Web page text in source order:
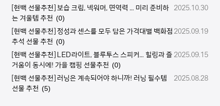
[현백 선물추천] 보습 크림, 넥워머, 면역력 … 미리 준비하
는 겨울템 추천 (0)
2025.10.30
[현백 선물추천] 정성과 센스를 모두 담은 가격대별 백화점
추석 선물 추천 (0)
2025.09.19
[현백 선물추천] LED라이트, 블루투스 스피커… 힐링과 즐
거움이 동시에! 가을 캠핑 선물추천 (0)
2025.09.15
[현백 선물추천] 러닝은 계속되어야 하니까! 러닝 필수템
선물 추천 (5)
2025.08.28